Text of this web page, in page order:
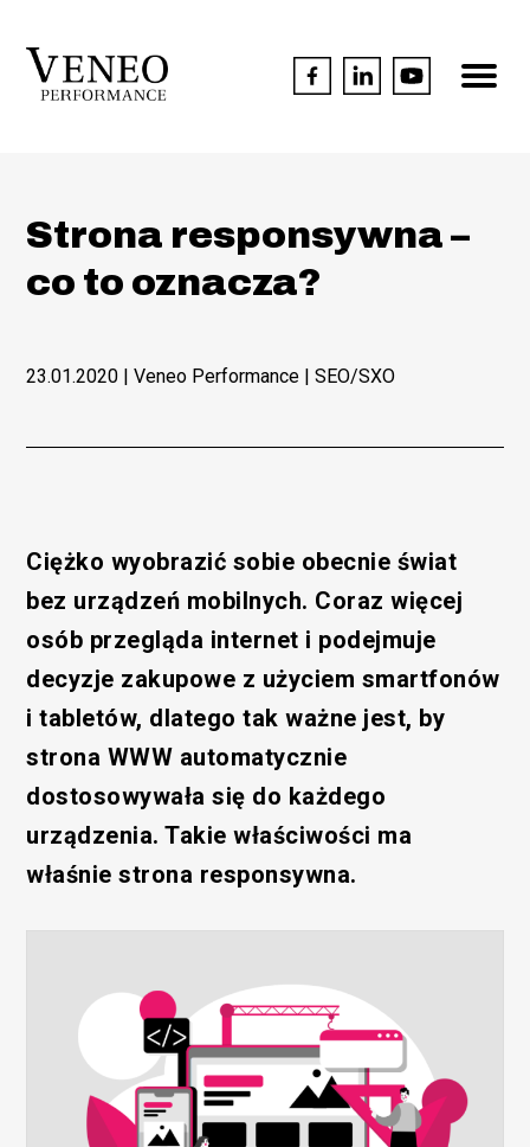
Strona responsywna –
co to oznacza?
23.01.2020 | Veneo Performance |SEO/SXO
Ciężko wyobrazić sobie obecnie świat
bez urządzeń mobilnych. Coraz więcej
osób przegląda internet i podejmuje
decyzje zakupowe z użyciem smartfonów
i tabletów, dlatego tak ważne jest, by
strona WWW automatycznie
dostosowywała się do każdego
urządzenia. Takie właściwości ma
właśnie strona responsywna.